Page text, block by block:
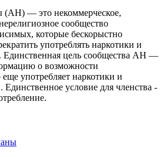
— это некоммерческое,
сообщество
которые бескорыстно
употреблять наркотики и
Единственная цель сообщества АН —
о возможности
употребляет наркотики и
Единственное условие для членства -